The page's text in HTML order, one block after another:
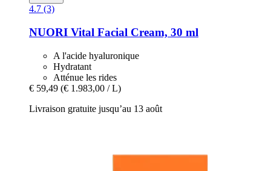
4.7 (3)
NUORI Vital Facial Cream, 30 ml
A l'acide hyaluronique
Hydratant
Atténue les rides
€ 59,49 (€ 1.983,00 / L)
Livraison gratuite jusqu’au 13 août